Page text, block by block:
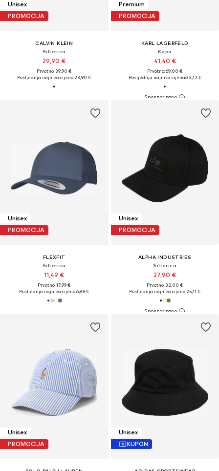
Unisex
PROMOCIJA
CALVIN KLEIN
Šilterica
29,90 €
Prvotno: 39,90 €
Posljednja najniža cijena:23,90 €
Premium
PROMOCIJA
KARL LAGERFELD
Kapa
41,40 €
Prvotno: 69,00 €
Posljednja najniža cijena:33,12 €
Unisex
PROMOCIJA
FLEXFIT
Šilterica
11,49 €
Prvotno: 17,99 €
Posljednja najniža cijena:6,89 €
Unisex
PROMOCIJA
ALPHA INDUSTRIES
Šilterica
27,90 €
Prvotno: 32,00 €
Posljednja najniža cijena:25,11 €
Unisex
PROMOCIJA
Unisex
KUPON